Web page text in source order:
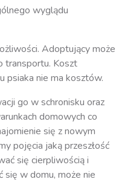
wyglądu
Adoptujący może
transportu. Koszt
psiaka nie ma kosztów.
go w schronisku oraz
domowych co
się z nowym
pojęcia jaką przeszłość
się cierpliwością i
się w domu, może nie